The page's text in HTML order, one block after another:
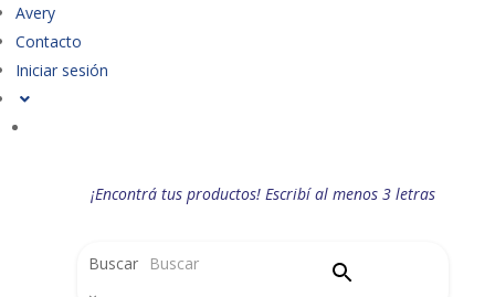
Avery
Contacto
Iniciar sesión
¡Encontrá tus productos! Escribí al menos 3 letras
Buscar